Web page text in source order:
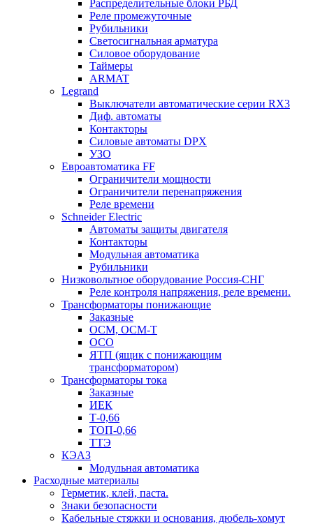
Распределительные блоки РБД
Реле промежуточные
Рубильники
Светосигнальная арматура
Силовое оборудование
Таймеры
ARMAT
Legrand
Выключатели автоматические серии RX3
Диф. автоматы
Контакторы
Силовые автоматы DPX
УЗО
Евроавтоматика FF
Ограничители мощности
Ограничители перенапряжения
Реле времени
Schneider Electric
Автоматы защиты двигателя
Контакторы
Модульная автоматика
Рубильники
Низковольтное оборудование Россия-СНГ
Реле контроля напряжения, реле времени.
Трансформаторы понижающие
Заказные
ОСМ, ОСМ-Т
ОСО
ЯТП (ящик с понижающим
трансформатором)
Трансформаторы тока
Заказные
ИЕК
Т-0,66
ТОП-0,66
ТТЭ
КЭАЗ
Модульная автоматика
Расходные материалы
Герметик, клей, паста.
Знаки безопасности
Кабельные стяжки и основания, дюбель-хомут